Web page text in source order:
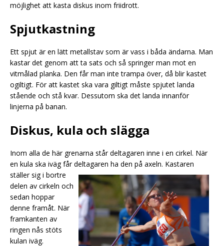
möjlighet att kasta diskus inom friidrott.
Spjutkastning
Ett spjut är en lätt metallstav som är vass i båda ändarna. Man
kastar det genom att ta sats och så springer man mot en
vitmålad planka. Den får man inte trampa över, då blir kastet
ogiltigt. För att kastet ska vara giltigt måste spjutet landa
stående och stå kvar. Dessutom ska det landa innanför
linjerna på banan.
Diskus, kula och slägga
Inom alla de här grenarna står deltagaren inne i en cirkel. När
en kula ska iväg får deltagaren ha den på axeln. Kastaren
ställer sig i bortre
delen av cirkeln och
sedan hoppar
denne framåt. När
framkanten av
ringen nås stöts
kulan iväg.